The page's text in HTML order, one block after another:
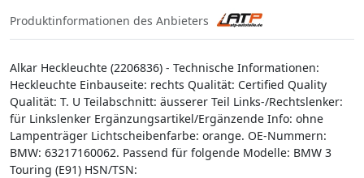
Produktinformationen des Anbieters
Alkar Heckleuchte (2206836) - Technische Informationen:
Heckleuchte Einbauseite: rechts Qualität: Certified Quality
Qualität: T. U Teilabschnitt: äusserer Teil Links-/Rechtslenker:
für Linkslenker Ergänzungsartikel/Ergänzende Info: ohne
Lampenträger Lichtscheibenfarbe: orange. OE-Nummern:
BMW: 63217160062. Passend für folgende Modelle: BMW 3
Touring (E91) HSN/TSN: